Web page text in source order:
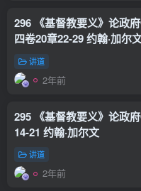
296 《基督教要义》论
四卷20章22-29 约翰·加尔
讲道
2年前
295 《基督教要义》论政
14-21 约翰·加尔文
讲道
2年前